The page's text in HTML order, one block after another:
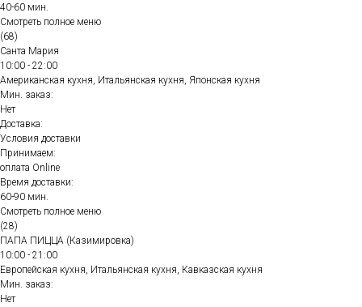
40-60 мин.
Смотреть полное меню
(68)
Санта Мария
10:00 - 22:00
Американская кухня, Итальянская кухня, Японская кухня
Мин. заказ:
Нет
Доставка:
Условия доставки
Принимаем:
оплата Online
Время доставки:
60-90 мин.
Смотреть полное меню
(28)
ПАПА ПИЦЦА (Казимировка)
10:00 - 21:00
Европейская кухня, Итальянская кухня, Кавказская кухня
Мин. заказ:
Нет